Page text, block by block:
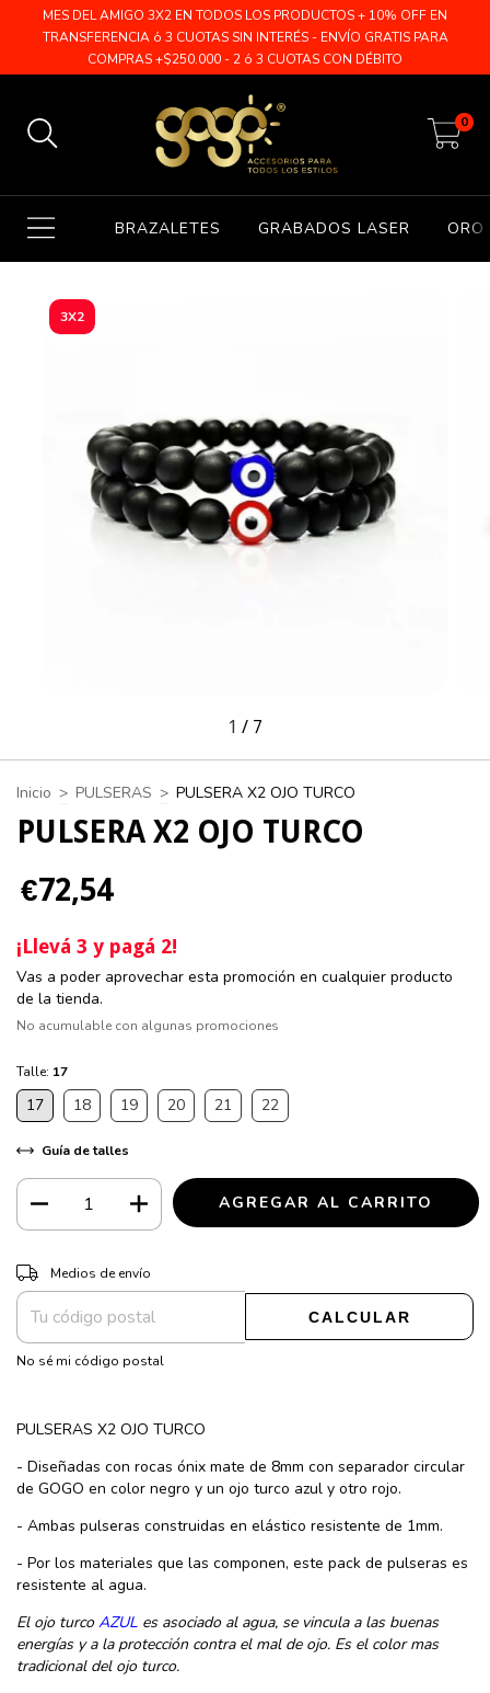
MES DEL AMIGO 3X2 EN TODOS LOS PRODUCTOS + 10% OFF EN
TRANSFERENCIA ó 3 CUOTAS SIN INTERÉS - ENVÍO GRATIS PARA
COMPRAS +$250.000 - 2 ó 3 CUOTAS CON DÉBITO
0
BRAZALETES GRABADOS LASER ORO
3X2
1 / 7
Inicio > PULSERAS > PULSERA X2 OJO TURCO
PULSERA X2 OJO TURCO
€72,54
¡Llevá 3 y pagá 2!
Vas a poder aprovechar esta promoción en cualquier producto
de la tienda.
No acumulable con algunas promociones
Talle: 17
17 18 19 20 21 22
Guía de talles
Entregas para el CP:
Medios de envío
CALCULAR
No sé mi código postal
PULSERAS X2 OJO TURCO
- Diseñadas con rocas ónix mate de 8mm con separador circular
de GOGO en color negro y un ojo turco azul y otro rojo.
- Ambas pulseras construidas en elástico resistente de 1mm.
- Por los materiales que las componen, este pack de pulseras es
resistente al agua.
El ojo turcoAZUL es asociado al agua, se vincula a las buenas
energías y a la protección contra el mal de ojo. Es el color mas
tradicional del ojo turco.